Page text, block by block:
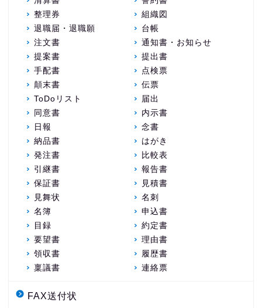
整理券
組織図
退職届・退職願
台帳
注文書
通知書・お知らせ
提案書
提出書
手配書
点検票
顛末書
伝票
ToDoリスト
届出
同意書
内示書
日報
念書
納品書
はがき
発注書
比較表
引継書
報告書
保証書
見積書
見舞状
名刺
名簿
申込書
目録
約定書
要望書
理由書
領収書
履歴書
稟議書
連絡票
FAX送付状